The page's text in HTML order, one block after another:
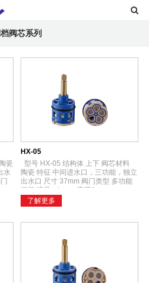
阀芯系列
瓷
水
HX-05
型号 HX-05 结构体 上下 阀芯材料
陶瓷 特征 中间进水口，三功能，独立
出水口 尺寸 37mm 阀门类型 多功能
阀门 流量（bar） 高于1...
了解更多